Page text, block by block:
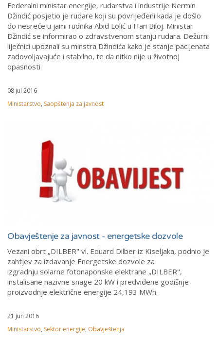
Federalni ministar energije, rudarstva i industrije Nermin
Džindić posjetio je rudare koji su povrijeđeni kada je došlo
do nesreće u jami rudnika Abid Lolić u Han Biloj. Ministar
Džindić se informirao o zdravstvenom stanju rudara. Dežurni
liječnici upoznali su minstra Džindića kako je stanje pacijenata
zadovoljavajuće i stabilno, te da nitko nije u životnoj
opasnosti.
08 jul 2016
Ministarstvo, Saopštenja za javnost
Obavještenje za javnost - energetske dozvole
Vezani obrt „DILBER" vl. Eduard Dilber iz Kiseljaka, podnio je
zahtjev za izdavanje Energetske dozvole za
izgradnju solarne fotonaponske elektrane „DILBER",
instalisane nazivne snage 20 kW i predviđene godišnje
proizvodnje električne energije 24,193 MWh.
21 jun 2016
Ministarstvo, Sektor energije, Obavještenja